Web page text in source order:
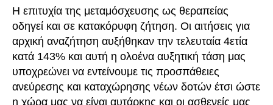
Η επιτυχία της μεταμόσχευσης ως θεραπείας
οδηγεί και σε κατακόρυφη ζήτηση. Οι αιτήσεις για
αρχική αναζήτηση αυξήθηκαν την τελευταία 4ετία
κατά 143% και αυτή η ολοένα αυξητική τάση μας
υποχρεώνει να εντείνουμε τις προσπάθειες
ανεύρεσης και καταχώρησης νέων δοτών έτσι ώστε
η χώρα μας να είναι αυτάρκης και οι ασθενείς μας